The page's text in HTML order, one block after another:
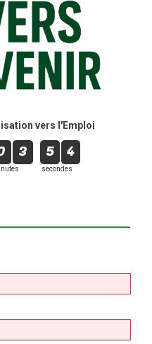
vers l'Emploi
3 5 4
secondes